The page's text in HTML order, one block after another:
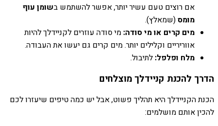
אם רוצים טעם עשיר יותר, אפשר להשתמש בשומן עוף
מומס(שמאלץ).
מים קרים או מי סודה: מי סודה עוזרים לקניידלך להיות
אווריריים וקלילים יותר. מים קרים גם יעשו את העבודה.
מלח ופלפל: לתיבול.
הדרך להכנת קניידלך מוצלחים
הכנת הקניידלך היא תהליך פשוט, אבל יש כמה טיפים שיעזרו לכם
להכין אותם מושלמים: